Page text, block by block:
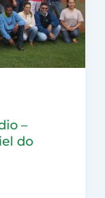
–
do